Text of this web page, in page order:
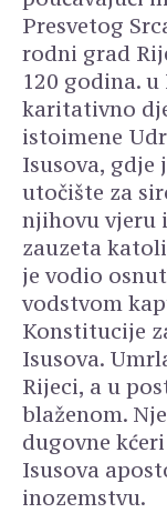
Presvetog
rodni grad
120 godina.
karitativno
istoimene
Isusova, gdje
utočište za
njihovu vjeru
zauzeta
je vodio
vodstvom
Konstitucije
Isusova.
Rijeci, a u
blaženom.
dugovne
Isusova
inozemstvu.